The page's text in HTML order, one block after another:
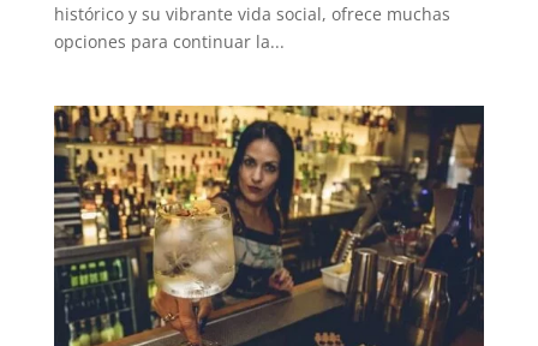
histórico y su vibrante vida social, ofrece muchas
opciones para continuar la...